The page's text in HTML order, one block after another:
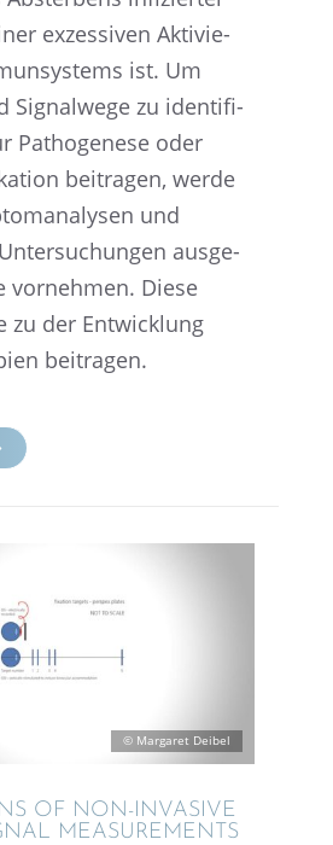
exzes­si­ven Aktivie­
ist. Um
Signal­wege zu identi­fi­
Patho­ge­nese oder
beitra­gen, werde
und
ausge­
vorneh­men. Diese
zu der Entwick­lung
beitragen.
OF NON-INVASIVE
MEASUREMENTS
© Marga­ret Deibel